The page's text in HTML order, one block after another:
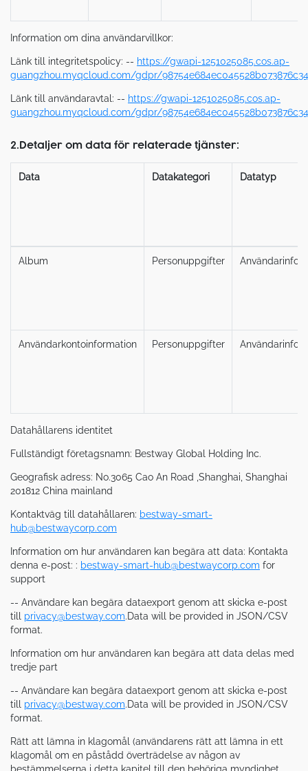
Information om dina användarvillkor:
Länk till integritetspolicy: -- https://gwapi-1251025085.cos.ap-
guangzhou.myqcloud.com/gdpr/
Länk till användaravtal: -- https://gwapi-1251025085.cos.ap-
guangzhou.myqcloud.com/gdpr/
2.Detaljer om data för relaterade tjänster:
Data Datakategori Datatyp
Album Personuppgifter
Användarkontoinformation Personuppgifter
Datahållarens identitet
Fullständigt företagsnamn: Bestway Global Holding Inc.
Geografisk adress: No.3065 Cao An Road ,Shanghai, Shanghai
201812 China mainland
Kontaktväg till datahållaren: bestway-smart-
hub@bestwaycorp.com
Information om hur användaren kan begära att data: Kontakta
denna e-post: : bestway-smart-hub@bestwaycorp.com for
support
-- Användare kan begära dataexport genom att skicka e-post
till privacy@bestway.com.Data will be provided in JSON/CSV
format.
Information om hur användaren kan begära att data delas med
tredje part
-- Användare kan begära dataexport genom att skicka e-post
till privacy@bestway.com.Data will be provided in JSON/CSV
format.
Rätt att lämna in klagomål (användarens rätt att lämna in ett
klagomål om en påstådd överträdelse av någon av